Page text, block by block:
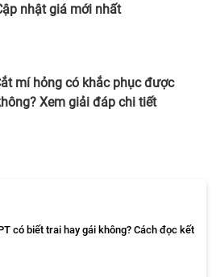
nhật giá mới nhất
mí hỏng có khắc phục được
Xem giải đáp chi tiết
có biết trai hay gái không? Cách đọc kết